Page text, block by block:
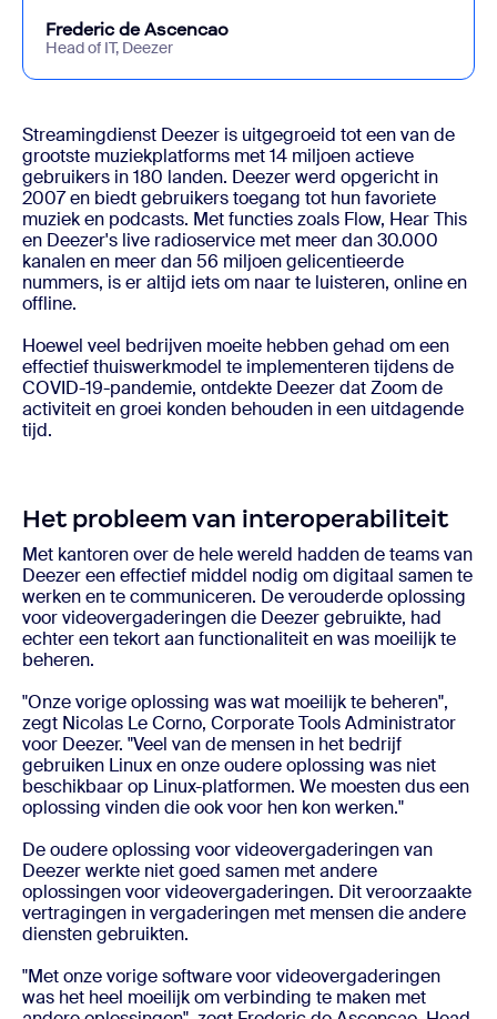
Frederic de Ascencao
Head of IT, Deezer
Streamingdienst Deezer is uitgegroeid tot een van de
grootste muziekplatforms met 14 miljoen actieve
gebruikers in 180 landen. Deezer werd opgericht in
2007 en biedt gebruikers toegang tot hun favoriete
muziek en podcasts. Met functies zoals Flow, Hear This
en Deezer's live radioservice met meer dan 30.000
kanalen en meer dan 56 miljoen gelicentieerde
nummers, is er altijd iets om naar te luisteren, online en
offline.
Hoewel veel bedrijven moeite hebben gehad om een
effectief thuiswerkmodel te implementeren tijdens de
COVID-19-pandemie, ontdekte Deezer dat Zoom de
activiteit en groei konden behouden in een uitdagende
tijd.
Het probleem van interoperabiliteit
Met kantoren over de hele wereld hadden de teams van
Deezer een effectief middel nodig om digitaal samen te
werken en te communiceren. De verouderde oplossing
voor videovergaderingen die Deezer gebruikte, had
echter een tekort aan functionaliteit en was moeilijk te
beheren.
"Onze vorige oplossing was wat moeilijk te beheren",
zegt Nicolas Le Corno, Corporate Tools Administrator
voor Deezer. "Veel van de mensen in het bedrijf
gebruiken Linux en onze oudere oplossing was niet
beschikbaar op Linux-platformen. We moesten dus een
oplossing vinden die ook voor hen kon werken."
De oudere oplossing voor videovergaderingen van
Deezer werkte niet goed samen met andere
oplossingen voor videovergaderingen. Dit veroorzaakte
vertragingen in vergaderingen met mensen die andere
diensten gebruikten.
"Met onze vorige software voor videovergaderingen
was het heel moeilijk om verbinding te maken met